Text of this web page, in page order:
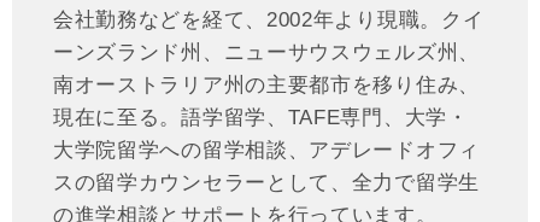
会社勤務などを経て、2002年より現職。クイ
ーンズランド州、ニューサウスウェルズ州、
南オーストラリア州の主要都市を移り住み、
現在に至る。語学留学、TAFE専門、大学・
大学院留学への留学相談、アデレードオフィ
スの留学カウンセラーとして、全力で留学生
の進学相談とサポートを行っています。